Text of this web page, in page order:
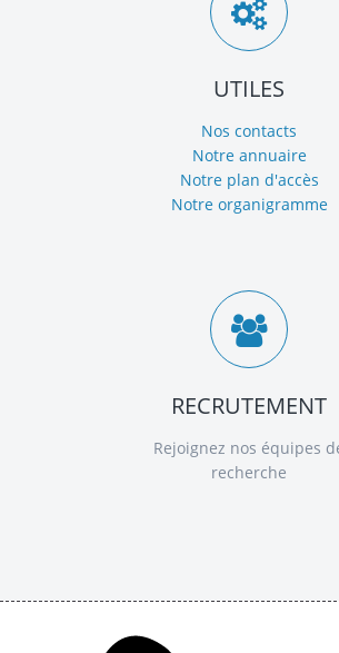
UTILES
Nos contacts
Notre annuaire
Notre plan d'accès
Notre organigramme
RECRUTEMENT
Rejoignez nos équipes
recherche